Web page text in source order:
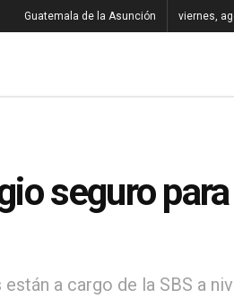
Guatemala de la Asunción viernes,
seguro
a cargo de la SBS a